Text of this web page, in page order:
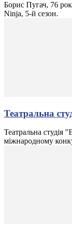
Борис Пугач, 76
Ninja, 5-й сезон.
Театральна
Театральна студія
міжнародному